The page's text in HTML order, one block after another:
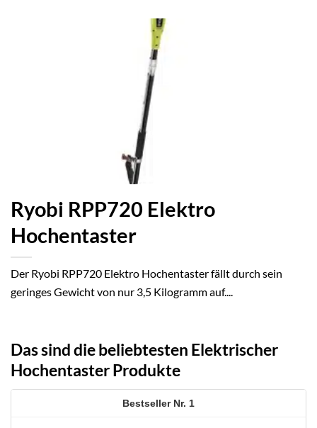
Ryobi RPP720 Elektro
Hochentaster
Der Ryobi RPP720 Elektro Hochentaster fällt durch sein
geringes Gewicht von nur 3,5 Kilogramm auf....
Das sind die beliebtesten Elektrischer
Hochentaster Produkte
1